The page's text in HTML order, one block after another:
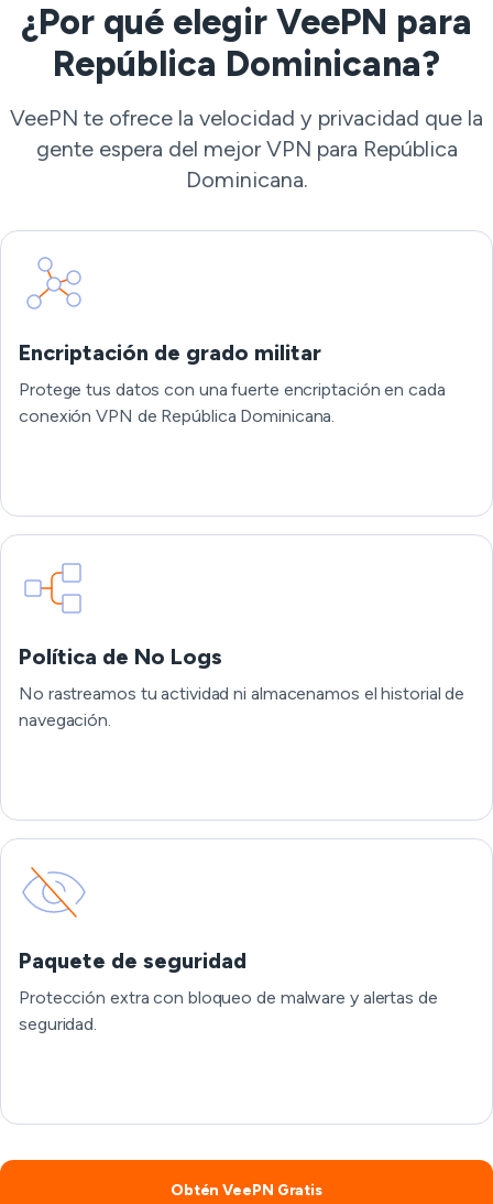
¿Por qué elegir VeePN para
República Dominicana?
VeePN te ofrece la velocidad y privacidad que la
gente espera del mejor VPN para República
Dominicana.
Encriptación de grado militar
Protege tus datos con una fuerte encriptación en cada
conexión VPN de República Dominicana.
Política de No Logs
No rastreamos tu actividad ni almacenamos el historial de
navegación.
Paquete de seguridad
Protección extra con bloqueo de malware y alertas de
seguridad.
Obtén VeePN Gratis